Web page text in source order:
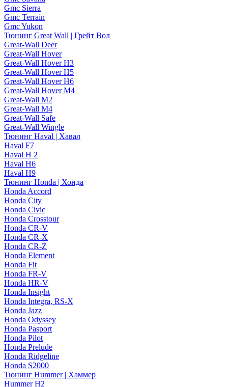
Gmc Sierra
Gmc Terrain
Gmc Yukon
Тюнинг Great Wall | Грейт Вол
Great-Wall Deer
Great-Wall Hover
Great-Wall Hover H3
Great-Wall Hover H5
Great-Wall Hover H6
Great-Wall Hover M4
Great-Wall M2
Great-Wall M4
Great-Wall Safe
Great-Wall Wingle
Тюнинг Haval | Хавал
Haval F7
Haval H 2
Haval H6
Haval H9
Тюнинг Honda | Хонда
Honda Accord
Honda City
Honda Civic
Honda Crosstour
Honda CR-V
Honda CR-X
Honda CR-Z
Honda Element
Honda Fit
Honda FR-V
Honda HR-V
Honda Insight
Honda Integra, RS-X
Honda Jazz
Honda Odyssey
Honda Pasport
Honda Pilot
Honda Prelude
Honda Ridgeline
Honda S2000
Тюнинг Hummer | Хаммер
Hummer H2